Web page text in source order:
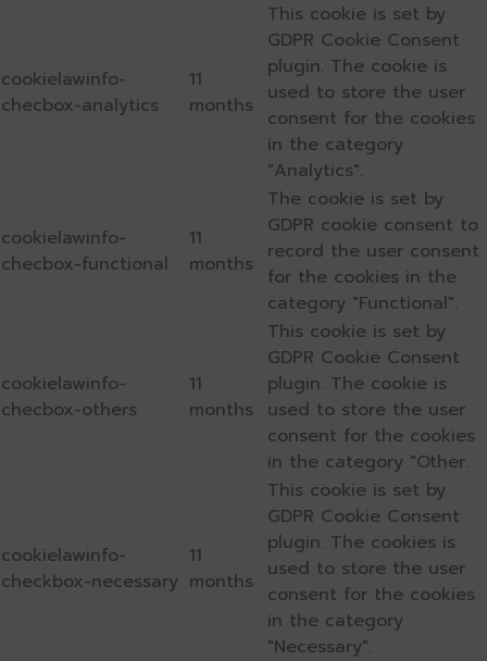
cookielawinfo-
checbox-analytics
11
months
This cookie is set by
GDPR Cookie Consent
plugin. The cookie is
used to store the user
consent for the cookies
in the category
"Analytics".
cookielawinfo-
checbox-functional
11
months
The cookie is set by
GDPR cookie consent to
record the user consent
for the cookies in the
category "Functional".
cookielawinfo-
checbox-others
11
months
This cookie is set by
GDPR Cookie Consent
plugin. The cookie is
used to store the user
consent for the cookies
in the category "Other.
cookielawinfo-
checkbox-necessary
11
months
This cookie is set by
GDPR Cookie Consent
plugin. The cookies is
used to store the user
consent for the cookies
in the category
"Necessary".